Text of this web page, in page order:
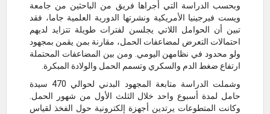
وبحسب الدراسة التي أجراها فريق من الباحثين من جامعة
ويست فيرجينيا الأمريكية ونشرتها الدورية العلمية جاما، فقد
تبين أن الحوامل اللاتي يجلسن لفترات طويلة تتزايد لديهم
احتمالات التعرض لمضاعفات الحمل، مقارنة بمن يقمن بمجهود
ولو محدود في نظامهن اليومي. ومن بين المضاعفات المحتملة
ارتفاع ضغط الدم والسكري وتسمم الحمل والولادة المبكرة.
وشملت الدراسة متابعة المجهود البدني لحوالي 470 سيدة
حامل لمدة أسبوع واحد خلال الثلث الأول من شهور الحمل.
وكانت المتطوعات يرتدين أجهزة إلكترونية حول الفخذ لقياس